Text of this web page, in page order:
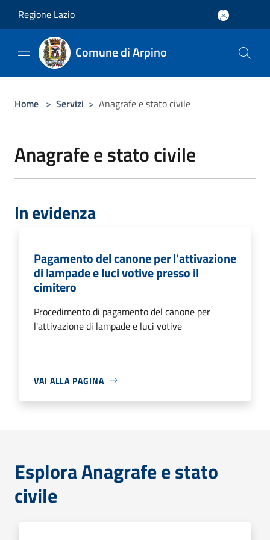
Regione Lazio
Comune di Arpino
Home > Servizi > Anagrafe e stato civile
Anagrafe e stato civile
In evidenza
Pagamento del canone per l'attivazione
di lampade e luci votive presso il
cimitero
Procedimento di pagamento del canone per
l'attivazione di lampade e luci votive
VAI ALLA PAGINA
Esplora Anagrafe e stato
civile